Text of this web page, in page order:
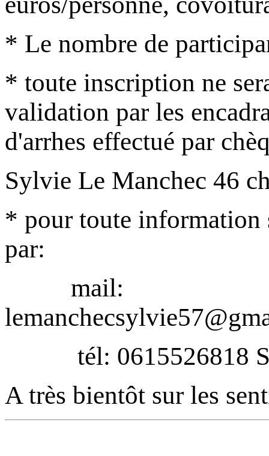
* Le nombre de
* toute inscription ne
validation par les
d'arrhes effectué par
Sylvie Le Manchec 46
* pour toute information
par:
mail:
tél: 0615526818
A très bientôt sur les